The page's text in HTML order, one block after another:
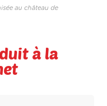
au château de
à la